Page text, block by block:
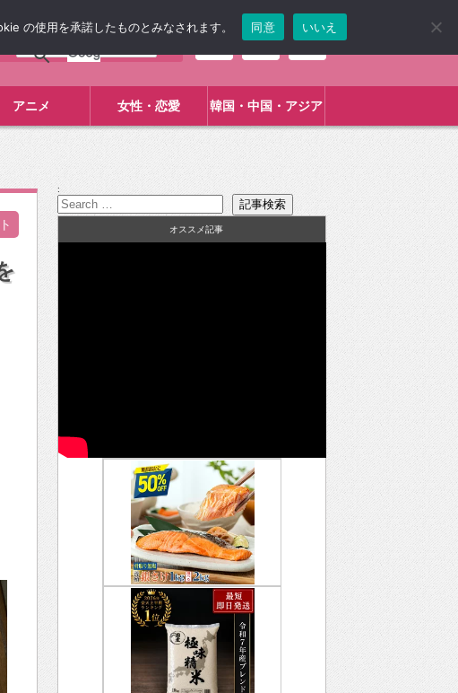
アニメ 女性・恋愛 韓国・中国・アジア
:
オススメ記事
の使用を承諾したものとみなされます。 同意 いいえ